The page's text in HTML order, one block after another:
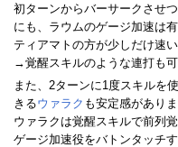
初ターンからバーサークさせ
にも、ラウムのゲージ加速は有
ティアマトの方が少しだけ速
→覚醒スキルのような連打も可
また、2ターンに1度スキルを
きるウァラク も安定感がありま
ウァラクは覚醒スキルで前列
ゲージ加速役をバトンタッチ